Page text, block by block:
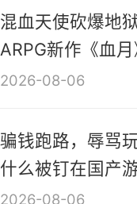
古刹 百诡现形
2026-08-07
2026-08-07